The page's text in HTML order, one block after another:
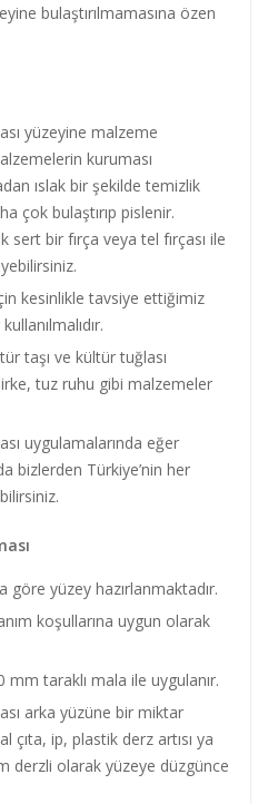
bulaştırılmamasına özen
yüzeyine malzeme
kuruması
ıslak bir şekilde temizlik
çok bulaştırıp pislenir.
bir fırça veya tel fırçası ile
kesinlikle tavsiye ettiğimiz
taşı ve kültür tuğlası
tuz ruhu gibi malzemeler
uygulamalarında eğer
bizlerden Türkiye’nin her
göre yüzey hazırlanmaktadır.
koşullarına uygun olarak
mm taraklı mala ile uygulanır.
arka yüzüne bir miktar
çıta, ip, plastik derz artısı ya
derzli olarak yüzeye düzgünce